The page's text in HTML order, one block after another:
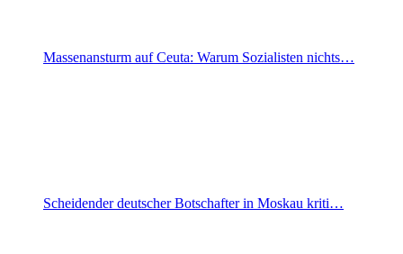
Massenansturm auf Ceuta: Warum Sozialisten nichts…
Scheidender deutscher Botschafter in Moskau kriti…